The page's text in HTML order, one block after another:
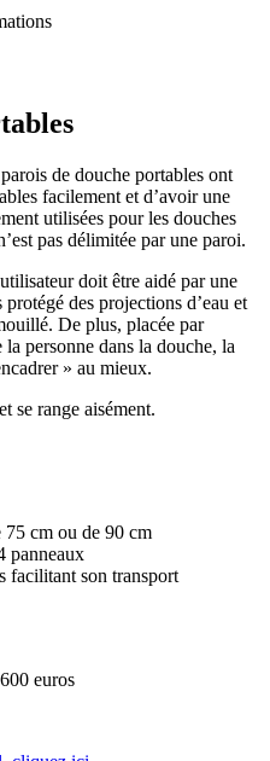
de douche portables ont
facilement et d’avoir une
utilisées pour les douches
pas délimitée par une paroi.
doit être aidé par une
des projections d’eau et
De plus, placée par
personne dans la douche, la
» au mieux.
se range aisément.
75 cm ou de 90 cm
panneaux
facilitant son transport
euros